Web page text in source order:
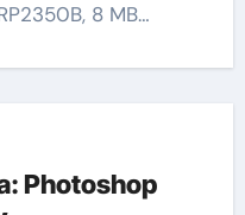
8 MB…
Photoshop